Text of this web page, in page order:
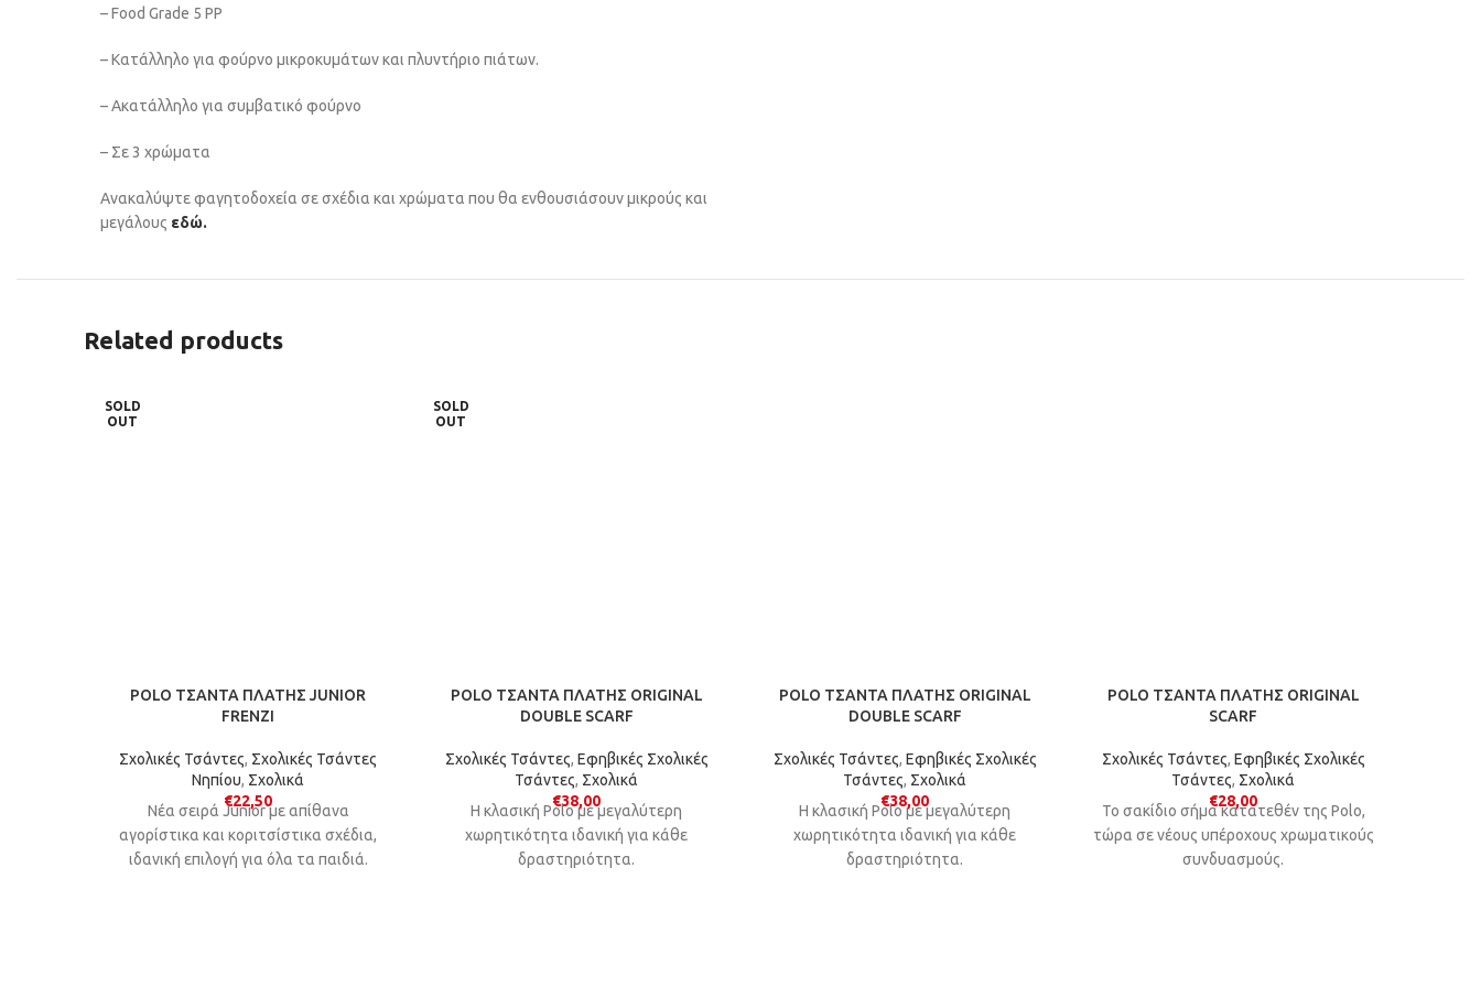
– Food Grade 5 PP
– Κατάλληλο για φούρνο μικροκυμάτων και πλυντήριο πιάτων.
– Ακατάλληλο για συμβατικό φούρνο
– Σε 3 xρώματα
Ανακαλύψτε φαγητοδοχεία σε σχέδια και χρώματα που θα ενθουσιάσουν μικρούς και
μεγάλους εδώ.
Related products
SOLD
OUT
POLO ΤΣΑΝΤΑ ΠΛΑΤΗΣ JUNIOR
FRENZI
Σχολικές Τσάντες, Σχολικές Τσάντες
Νηπίου, Σχολικά
€22,50
Νέα σειρά Junior με απίθανα
αγορίστικα και κοριτσίστικα σχέδια,
ιδανική επιλογή για όλα τα παιδιά.
SOLD
OUT
POLO ΤΣΑΝΤΑ ΠΛΑΤΗΣ ORIGINAL
DOUBLE SCARF
Σχολικές Τσάντες, Εφηβικές Σχολικές
Τσάντες, Σχολικά
€38,00
Η κλασική Polo με μεγαλύτερη
χωρητικότητα ιδανική για κάθε
δραστηριότητα.
POLO ΤΣΑΝΤΑ ΠΛΑΤΗΣ ORIGINAL
DOUBLE SCARF
Σχολικές Τσάντες, Εφηβικές Σχολικές
Τσάντες, Σχολικά
€38,00
Η κλασική Polo με μεγαλύτερη
χωρητικότητα ιδανική για κάθε
δραστηριότητα.
POLO ΤΣΑΝΤΑ ΠΛΑΤΗΣ ORIGINAL
SCARF
Σχολικές Τσάντες, Εφηβικές Σχολικές
Τσάντες, Σχολικά
€28,00
Το σακίδιο σήμα κατατεθέν της Polo,
τώρα σε νέους υπέροχους χρωματικούς
συνδυασμούς.